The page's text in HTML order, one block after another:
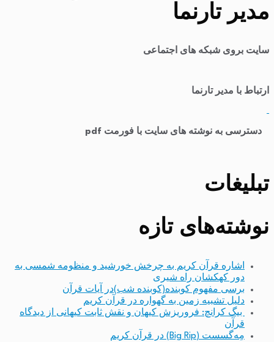
مدیر تارنما
سایت بروی شبکه های اجتماعی
ارتباط با مدیر تارنما
دسترسی به نوشته های سایت با فورمت pdf
تبلیغات
نوشته‌های تازه
اشاره قرآن کریم به چرخش خورشید و منظومه شمسی به
دور کهکشان راه شیری
برسی مفهوم کوبنده(کوبنده شب)در آیات قرآن
دلیل تشبیه زمین به گهواره در قرآن کریم
بیگ کرانچ: فروریزش کیهان و نقش ثابت کیهانی از دیدگاه
قرآن
مِه‌گسست (Big Rip) در قرآن کریم